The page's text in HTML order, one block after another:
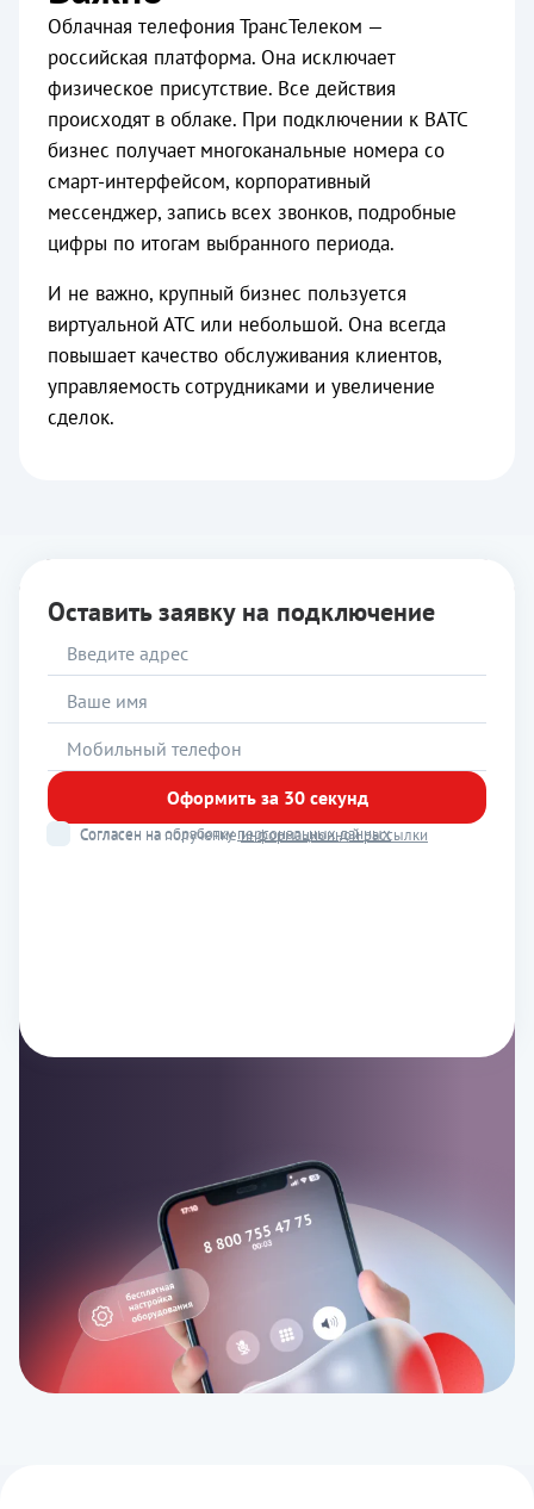
Облачная телефония ТрансТелеком —
российская платформа. Она исключает
физическое присутствие. Все действия
происходят в облаке. При подключении к ВАТС
бизнес получает многоканальные номера со
смарт-интерфейсом, корпоративный
мессенджер, запись всех звонков, подробные
цифры по итогам выбранного периода.
И не важно, крупный бизнес пользуется
виртуальной АТС или небольшой. Она всегда
повышает качество обслуживания клиентов,
управляемость сотрудниками и увеличение
сделок.
Оставить заявку на подключение
Оформить за 30 секунд
Согласен на обработкуперсональных данных
Согласен на получениеинформационной рассылки